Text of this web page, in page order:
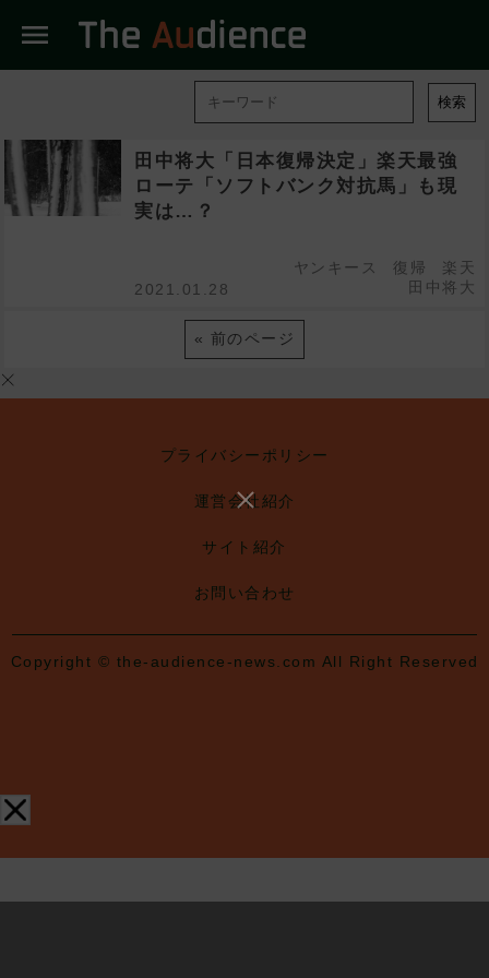
menu
検索
田中将大「日本復帰決定」楽天最強
ローテ「ソフトバンク対抗馬」も現
実は…？
2021.01.28
ヤンキース 復帰
楽天
田中将大
« 前のページ
プライバシーポリシー
運営会社紹介
サイト紹介
お問い合わせ
Copyright © the-audience-news.com All Right Reserved